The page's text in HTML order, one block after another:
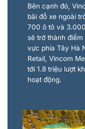
Bên cạnh đó,
bãi đỗ xe ngoài
700 ô tô và
sẽ trở thành
vực phía Tây Hà
Retail, Vincom
tới 1.8 triệu lượt
hoạt động.